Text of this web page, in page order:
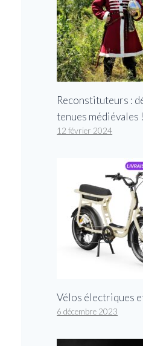
Reconstituteurs :
tenues médiévales !
12 février 2024
Vélos électriques
6 décembre 2023